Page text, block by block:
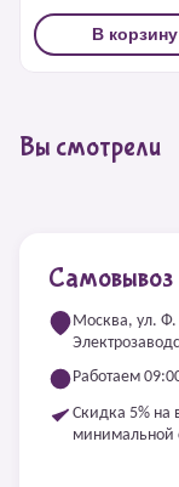
В корзину
Вы смотрели
Самовывоз
Москва, ул. Ф.
Работаем
Скидка 5% на
минимальной